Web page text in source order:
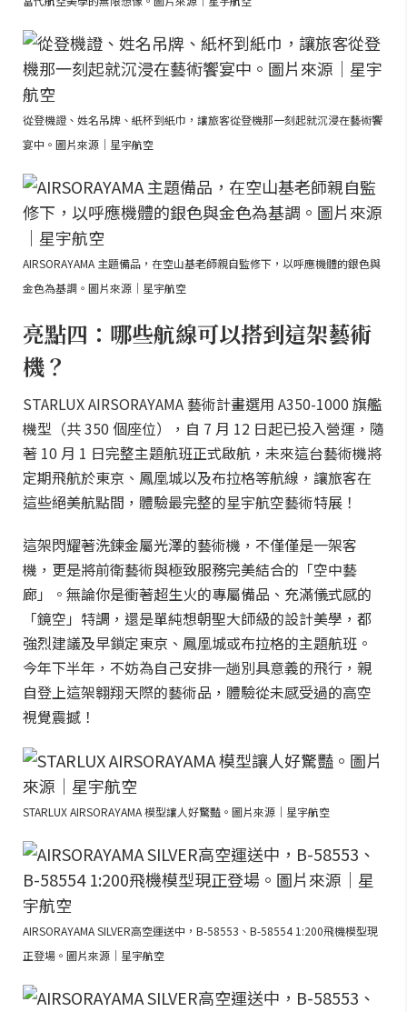
從登機證、姓名吊牌、紙杯到紙巾，讓旅客從登機那一刻起就沉浸在藝術饗
宴中。圖片來源｜星宇航空
AIRSORAYAMA 主題備品，在空山基老師親自監修下，以呼應機體的銀色與
金色為基調。圖片來源｜星宇航空
亮點四：哪些航線可以搭到這架藝術
機？
STARLUX AIRSORAYAMA 藝術計畫選用 A350-1000 旗艦
機型（共 350 個座位），自 7 月 12 日起已投入營運，隨
著 10 月 1 日完整主題航班正式啟航，未來這台藝術機將
定期飛航於東京、鳳凰城以及布拉格等航線，讓旅客在
這些絕美航點間，體驗最完整的星宇航空藝術特展！
這架閃耀著洗鍊金屬光澤的藝術機，不僅僅是一架客
機，更是將前衛藝術與極致服務完美結合的「空中藝
廊」。無論你是衝著超生火的專屬備品、充滿儀式感的
「鏡空」特調，還是單純想朝聖大師級的設計美學，都
強烈建議及早鎖定東京、鳳凰城或布拉格的主題航班。
今年下半年，不妨為自己安排一趟別具意義的飛行，親
自登上這架翱翔天際的藝術品，體驗從未感受過的高空
視覺震撼！
STARLUX AIRSORAYAMA 模型讓人好驚豔。圖片來源｜星宇航空
AIRSORAYAMA SILVER高空運送中，B-58553、B-58554 1:200飛機模型現
正登場。圖片來源｜星宇航空